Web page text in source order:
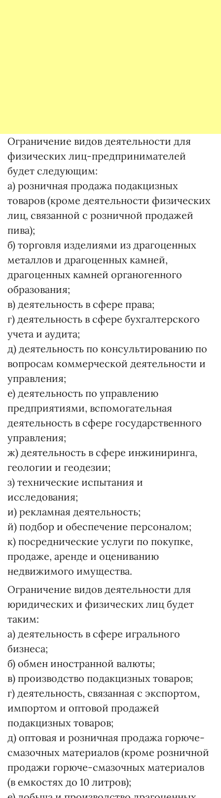
Ограничение видов деятельности для
физических лиц-предпринимателей
будет следующим:
а) розничная продажа подакцизных
товаров (кроме деятельности физических
лиц, связанной с розничной продажей
пива);
б) торговля изделиями из драгоценных
металлов и драгоценных камней,
драгоценных камней органогенного
образования;
в) деятельность в сфере права;
г) деятельность в сфере бухгалтерского
учета и аудита;
д) деятельность по консультированию по
вопросам коммерческой деятельности и
управления;
е) деятельность по управлению
предприятиями, вспомогательная
деятельность в сфере государственного
управления;
ж) деятельность в сфере инжиниринга,
геологии и геодезии;
з) технические испытания и
исследования;
и) рекламная деятельность;
й) подбор и обеспечение персоналом;
к) посреднические услуги по покупке,
продаже, аренде и оцениванию
недвижимого имущества.
Ограничение видов деятельности для
юридических и физических лиц будет
таким:
а) деятельность в сфере игрального
бизнеса;
б) обмен иностранной валюты;
в) производство подакцизных товаров;
г) деятельность, связанная с экспортом,
импортом и оптовой продажей
подакцизных товаров;
д) оптовая и розничная продажа горюче-
смазочных материалов (кроме розничной
продажи горюче-смазочных материалов
(в емкостях до 10 литров);